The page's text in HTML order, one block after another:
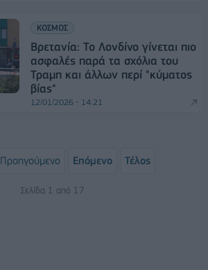
ΚΟΣΜΟΣ
Βρετανία: Το Λονδίνο γίνεται πιο
ασφαλές παρά τα σχόλια του
Τραμπ και άλλων περί "κύματος
βίας"
12/01/2026 - 14:21
Προηγούμενο Επόμενο Τέλος
Σελίδα 1 από 17